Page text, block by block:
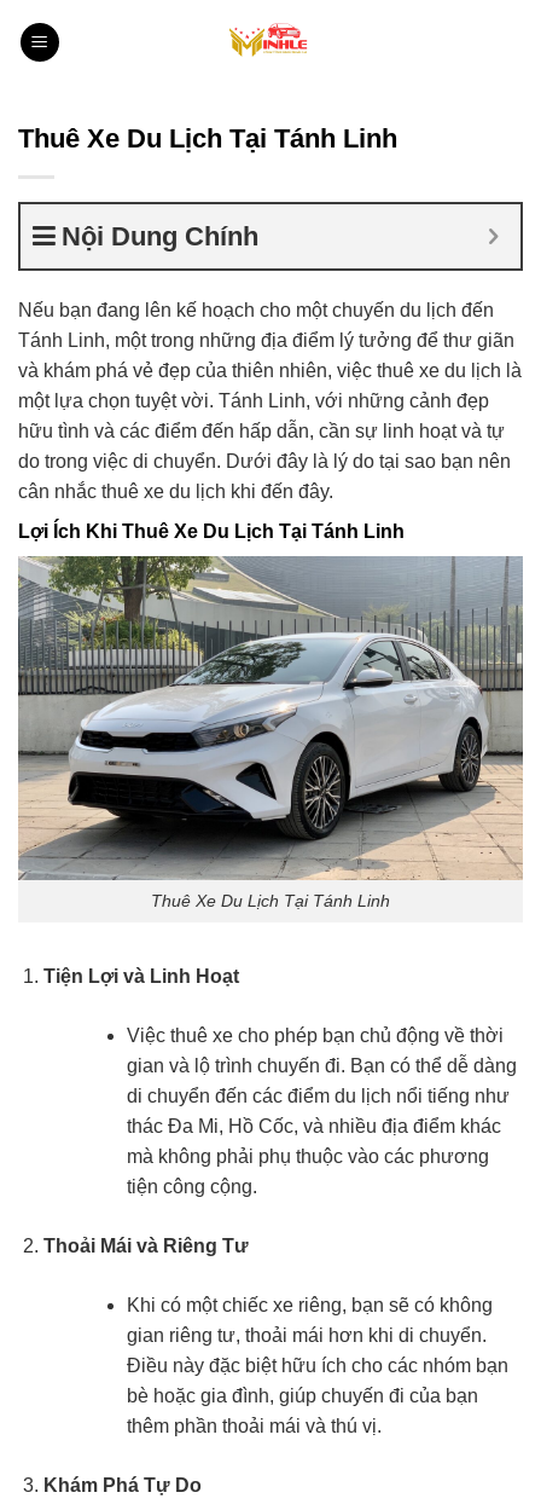
qua
Thuê Xe Du Lịch Tại Tánh Linh
Nội Dung Chính
Nếu bạn đang lên kế hoạch cho một chuyến du lịch đến
Tánh Linh, một trong những địa điểm lý tưởng để thư giãn
và khám phá vẻ đẹp của thiên nhiên, việc thuê xe du lịch là
một lựa chọn tuyệt vời. Tánh Linh, với những cảnh đẹp
hữu tình và các điểm đến hấp dẫn, cần sự linh hoạt và tự
do trong việc di chuyển. Dưới đây là lý do tại sao bạn nên
cân nhắc thuê xe du lịch khi đến đây.
Lợi Ích Khi Thuê Xe Du Lịch Tại Tánh Linh
Thuê Xe Du Lịch Tại Tánh Linh
Tiện Lợi và Linh Hoạt
Việc thuê xe cho phép bạn chủ động về thời
gian và lộ trình chuyến đi. Bạn có thể dễ dàng
di chuyển đến các điểm du lịch nổi tiếng như
thác Đa Mi, Hồ Cốc, và nhiều địa điểm khác
mà không phải phụ thuộc vào các phương
tiện công cộng.
Thoải Mái và Riêng Tư
Khi có một chiếc xe riêng, bạn sẽ có không
gian riêng tư, thoải mái hơn khi di chuyển.
Điều này đặc biệt hữu ích cho các nhóm bạn
bè hoặc gia đình, giúp chuyến đi của bạn
thêm phần thoải mái và thú vị.
Khám Phá Tự Do